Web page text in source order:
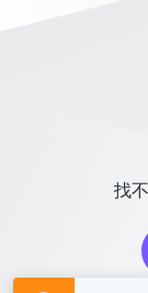
找